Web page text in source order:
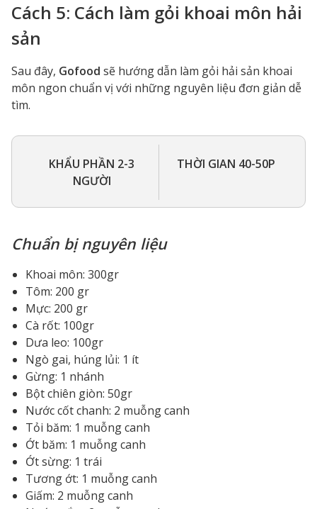
Cách 5: Cách làm gỏi khoai môn hải
sản
Sau đây, Gofood sẽ hướng dẫn làm gỏi hải sản khoai
môn ngon chuẩn vị với những nguyên liệu đơn giản dễ
tìm.
KHẨU PHẦN 2-3
NGƯỜI
THỜI GIAN 40-50P
Chuẩn bị nguyên liệu
Khoai môn: 300gr
Tôm: 200 gr
Mực: 200 gr
Cà rốt: 100gr
Dưa leo: 100gr
Ngò gai, húng lủi: 1 ít
Gừng: 1 nhánh
Bột chiên giòn: 50gr
Nước cốt chanh: 2 muỗng canh
Tỏi băm: 1 muỗng canh
Ớt băm: 1 muỗng canh
Ớt sừng: 1 trái
Tương ớt: 1 muỗng canh
Giấm: 2 muỗng canh